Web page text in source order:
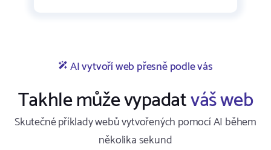
AI vytvoří web přesně podle vás
Takhle může vypadatváš web
Skutečné příklady webů vytvořených pomocí AI během
několika sekund